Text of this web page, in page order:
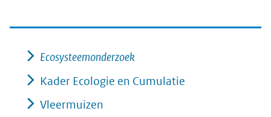
Ecosysteemonderzoek
Kader Ecologie en Cumulatie
Vleermuizen